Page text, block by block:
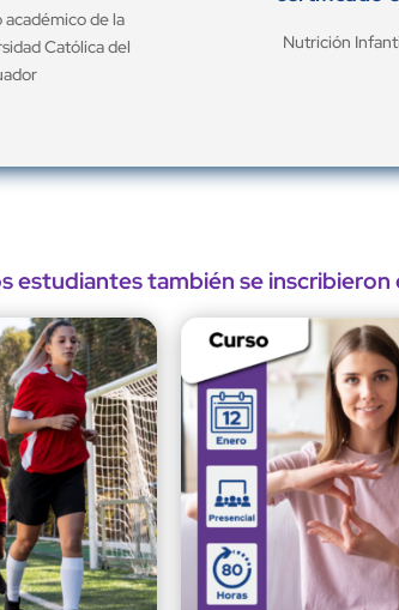
de la
Católica del
Nutrición
estudiantes también se inscribieron